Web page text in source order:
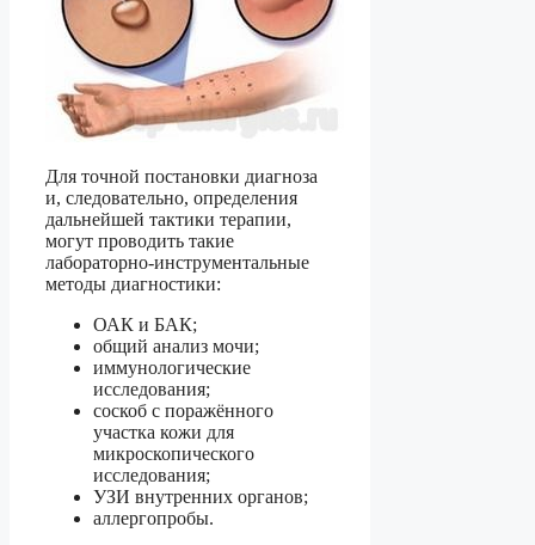
Для точной постановки диагноза
и, следовательно, определения
дальнейшей тактики терапии,
могут проводить такие
лабораторно-инструментальные
методы диагностики:
ОАК и БАК;
общий анализ мочи;
иммунологические
исследования;
соскоб с поражённого
участка кожи для
микроскопического
исследования;
УЗИ внутренних органов;
аллергопробы.